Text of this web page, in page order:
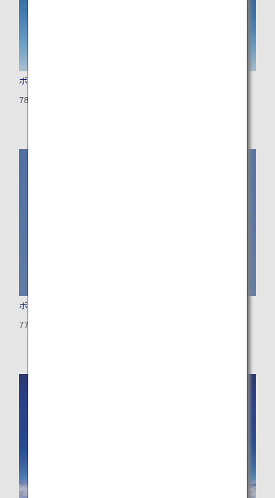
ボーイング787-8（国際線仕様）
788：240席（42席）
ボーイング777-300（トリプルセブン）
773：514席（21席）